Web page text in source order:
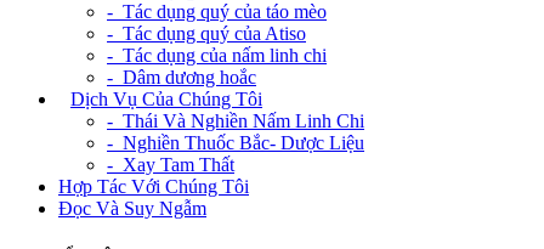
- Tác dụng quý của táo mèo
- Tác dụng quý của Atiso
- Tác dụng của nấm linh chi
- Dâm dương hoắc
Dịch Vụ Của Chúng Tôi
- Thái Và Nghiền Nấm Linh Chi
- Nghiền Thuốc Bắc- Dược Liệu
- Xay Tam Thất
Hợp Tác Với Chúng Tôi
Đọc Và Suy Ngẫm